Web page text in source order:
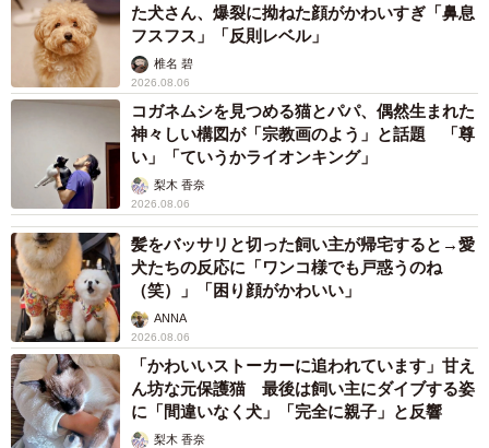
た犬さん、爆裂に拗ねた顔がかわいすぎ「鼻息
フスフス」「反則レベル」
椎名 碧
2026.08.06
コガネムシを見つめる猫とパパ、偶然生まれた
神々しい構図が「宗教画のよう」と話題 「尊
い」「ていうかライオンキング」
梨木 香奈
2026.08.06
髪をバッサリと切った飼い主が帰宅すると→愛
犬たちの反応に「ワンコ様でも戸惑うのね
（笑）」「困り顔がかわいい」
ANNA
2026.08.06
「かわいいストーカーに追われています」甘え
ん坊な元保護猫 最後は飼い主にダイブする姿
に「間違いなく犬」「完全に親子」と反響
梨木 香奈